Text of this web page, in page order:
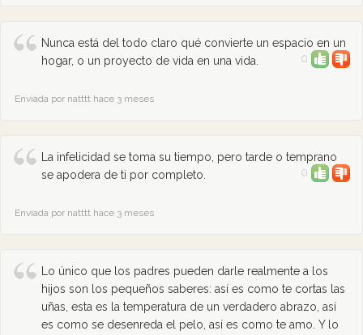
Nunca está del todo claro qué convierte un espacio en un
hogar, o un proyecto de vida en una vida.
0
Enviada por natttt hace 3 meses
La infelicidad se toma su tiempo, pero tarde o temprano
se apodera de ti por completo.
0
Enviada por natttt hace 3 meses
Lo único que los padres pueden darle realmente a los
hijos son los pequeños saberes: así es como te cortas las
uñas, esta es la temperatura de un verdadero abrazo, así
es como se desenreda el pelo, así es como te amo. Y lo